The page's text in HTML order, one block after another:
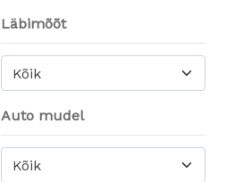
Läbimõõt
Kõik
Auto mudel
Kõik